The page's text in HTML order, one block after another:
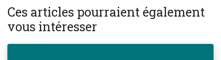
Ces articles pourraient également
vous intéresser